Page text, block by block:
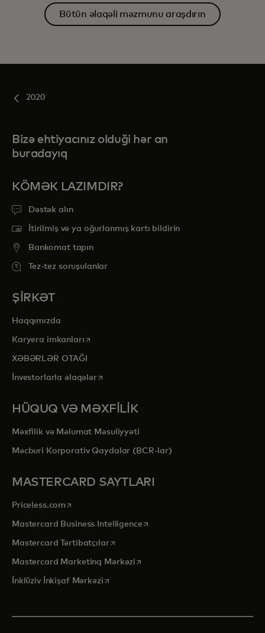
Bütün əlaqəli məzmunu araşdırın
2020
Bizə ehtiyacınız olduği hər an
buradayıq
KÖMƏK LAZIMDIR?
Dəstək alın
İtirilmiş və ya oğurlanmış kartı bildirin
Bankomat tapın
Tez-tez soruşulanlar
ŞİRKƏT
Haqqımızda
Karyera imkanlarıopens in a new tab
XƏBƏRLƏR OTAĞI
İnvestorlarla əlaqələropens in a new tab
HÜQUQ VƏ MƏXFİLİK
Məxfilik və Məlumat Məsuliyyəti
Məcburi Korporativ Qaydalar (BCR-lar)
MASTERCARD SAYTLARI
Priceless.com opens in a new tab
Mastercard Business Intelligenceopens in a new tab
Mastercard Tərtibatçılaropens in a new tab
Mastercard Marketinq Mərkəzi opens in a new tab
İnklüziv İnkişaf Mərkəziopens in a new tab